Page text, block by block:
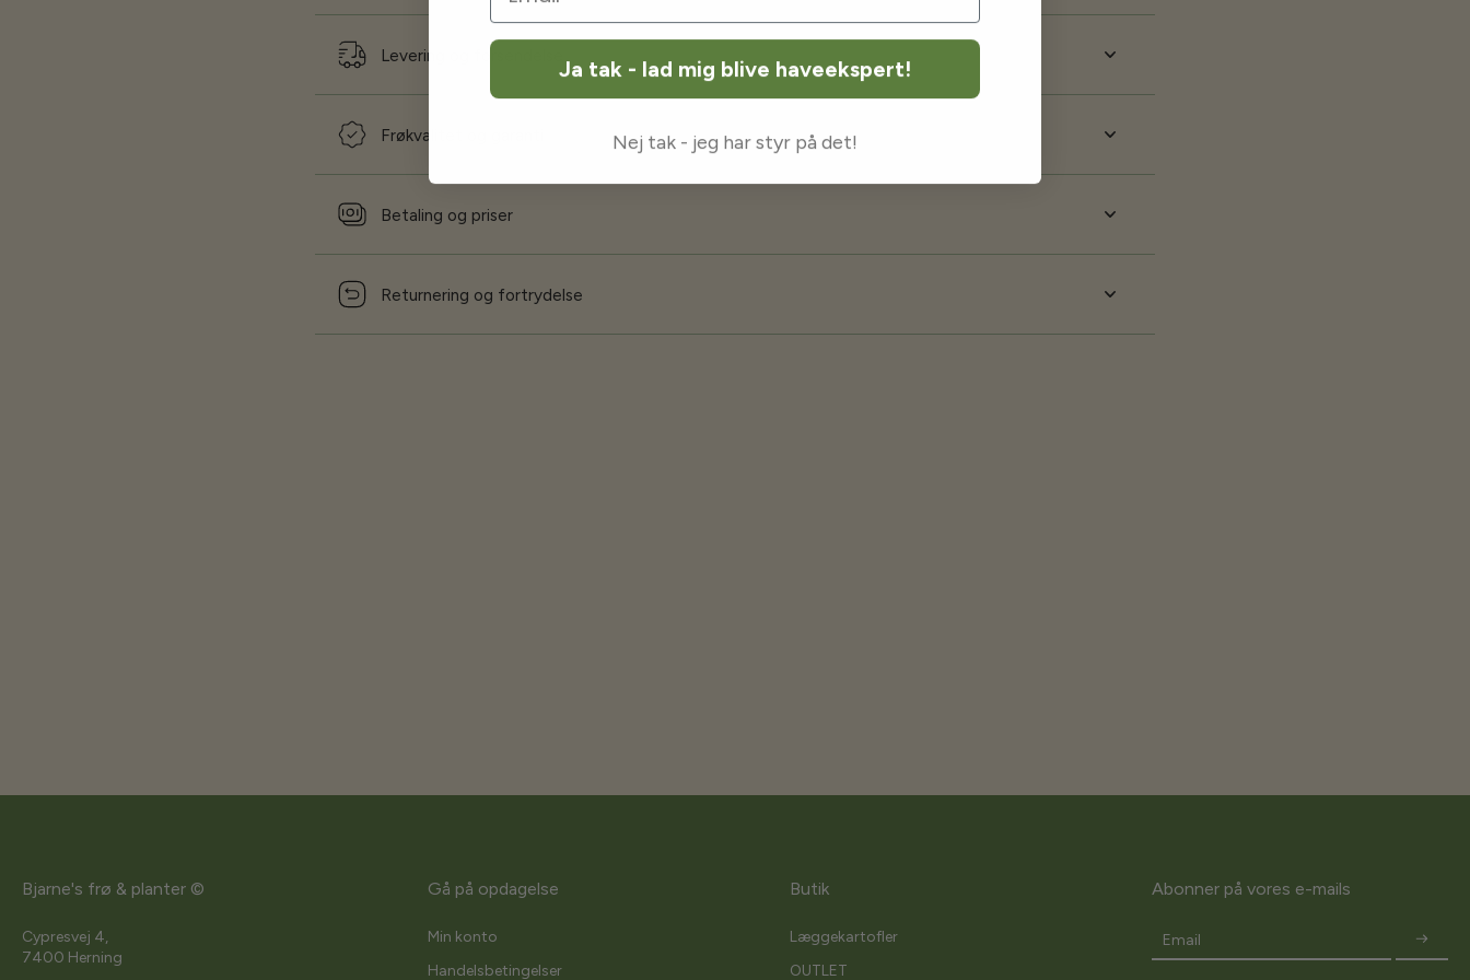
Levering og forsendelse
Frøkvalitet og garanti
Betaling og priser
Returnering og fortrydelse
Bjarne's frø & planter ©
Cypresvej 4,
7400 Herning
Gå på opdagelse
Min konto
Handelsbetingelser
Butik
Læggekartofler
OUTLET
Abonner på vores e-mails
Email
Ja tak - lad mig blive haveekspert!
Nej tak - jeg har styr på det!